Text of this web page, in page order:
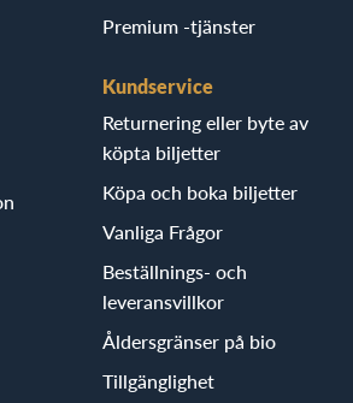
Premium -tjänster
Kundservice
Returnering eller byte av
köpta biljetter
Köpa och boka biljetter
Vanliga Frågor
Beställnings- och
leveransvillkor
Åldersgränser på bio
Tillgänglighet